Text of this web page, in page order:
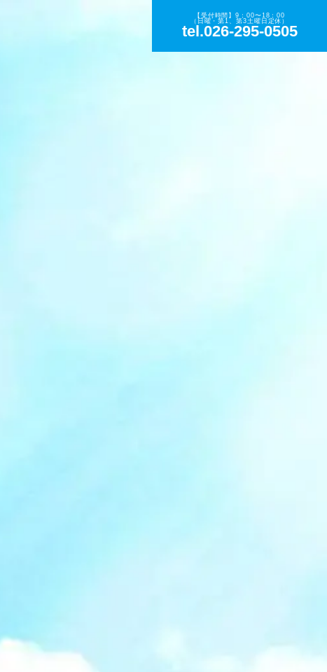
【受付時間】9：00〜18：00
（日曜・第1、第3土曜日定休）
tel.026-295-0505